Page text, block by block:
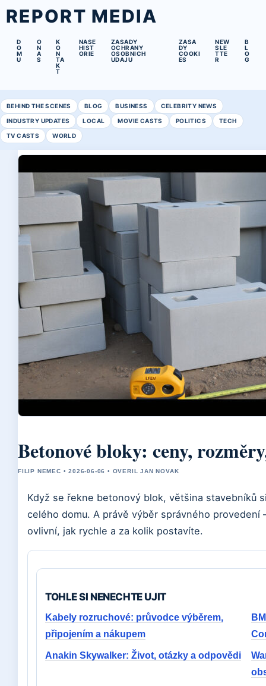
REPORT MEDIA
D
O
M
U
O
N
A
S
K
O
N
TA
K
T
NASE
HIST
ORIE
ZASADY
OCHRANY
OSOBNICH
UDAJU
ZASA
DY
COOKI
ES
NEW
SLE
TTE
R
B
L
O
G
BEHIND THE SCENES BLOG BUSINESS CELEBRITY NEWS
INDUSTRY UPDATES LOCAL MOVIE CASTS POLITICS TECH
TV CASTS WORLD
Betonové bloky: ceny,
FILIP NEMEC • 2026-06-06 • OVERIL JAN NOVAK
Když se řekne betonový blok, většina stavebníků
celého domu. A právě výběr správného provedení
ovlivní, jak rychle a za kolik postavíte.
TOHLE SI NENECHTE UJIT
Kabely rozruchové: průvodce výběrem,
připojením a nákupem
Anakin Skywalker: Život, otázky a odpovědi